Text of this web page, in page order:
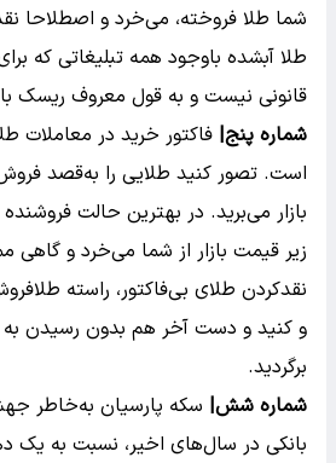
شما طلا فروخته، می‌خرد و اصطلاحا
طلا آبشده باوجود همه تبلیغاتی که
قانونی نیست و به قول معروف ریسک
شماره پنج| فاکتور خرید در معاملات
است. تصور کنید طلایی را به‌قصد
بازار می‌برید. در بهترین حالت فروشنده
زیر قیمت بازار از شما می‌خرد و گاهی
نقدکردن طلای بی‌فاکتور، راسته
و کنید و دست آخر هم بدون رسیدن به
برگردید.
شماره شش| سکه پارسیان به‌خاطر
بانکی در سال‌های اخیر، نسبت به یک